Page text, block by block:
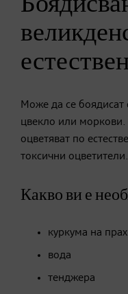
Може да се боядисат
цвекло или моркови.
оцветяват по
токсични оцветители.
Какво ви е
куркума на
вода
тенджера